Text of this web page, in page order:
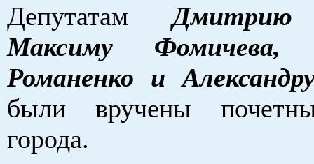
ДепутатамДмитрию
Максиму Фомичева,
Романенко и
были вручены
города.